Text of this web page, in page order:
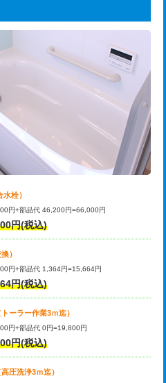
33,000円
8,800円
掃・修
作業）
掃・修
作業）
22,000円
清掃・修
重作業）
33,000円
33,000円
8,800円～
栓）
円+部品代 46,200円=66,000円
円(税込)
）
円+部品代 1,364円=15,664円
円(税込)
ーラー作業3ｍ迄）
円+部品代 0円=19,800円
円(税込)
圧洗浄3ｍ迄）